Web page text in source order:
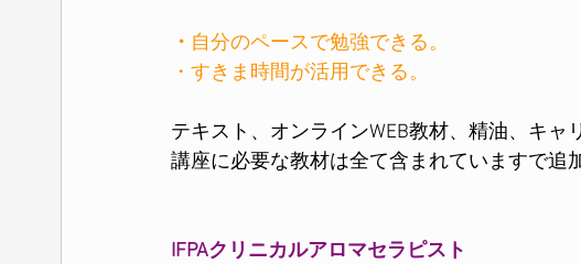
・ 自分のペースで勉強できる。
・すきま時間が活用できる。
テキスト、オンラインWEB教材、精油、キャ
講座に必要な教材は全て含まれていますで追
IFPAクリニカルアロマセラピスト